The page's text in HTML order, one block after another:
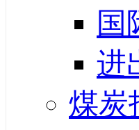
国
进
煤炭